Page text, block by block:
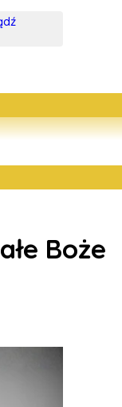
Boże